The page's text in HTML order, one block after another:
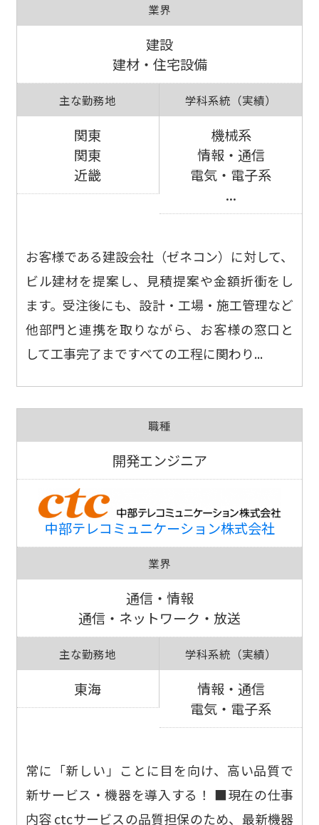
業界
建設
建材・住宅設備
主な勤務地
関東
関東
近畿
学科系統（実績）
機械系
情報・通信
電気・電子系
...
お客様である建設会社（ゼネコン）に対して、
ビル建材を提案し、見積提案や金額折衝をし
ます。受注後にも、設計・工場・施工管理など
他部門と連携を取りながら、お客様の窓口と
して工事完了まですべての工程に関わり...
職種
開発エンジニア
中部テレコミュニケーション株式会社
業界
通信・情報
通信・ネットワーク・放送
主な勤務地
東海
学科系統（実績）
情報・通信
電気・電子系
常に「新しい」ことに目を向け、高い品質で
新サービス・機器を導入する！ ■現在の仕事
内容 ctcサービスの品質担保のため、最新機器